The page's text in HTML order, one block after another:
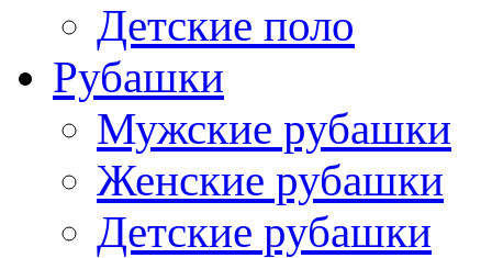
Детские поло
Рубашки
Мужские рубашки
Женские рубашки
Детские рубашки